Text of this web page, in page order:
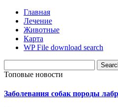
Главная
Лечение
Животные
Карта
WP File download search
Топовые новости
Заболевания собак породы